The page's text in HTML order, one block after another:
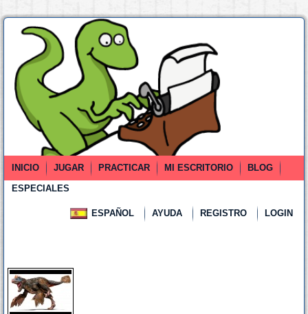
INICIO JUGAR PRACTICAR MI ESCRITORIO
BLOG
ESPECIALES
ESPAÑOL AYUDA REGISTRO LOGIN